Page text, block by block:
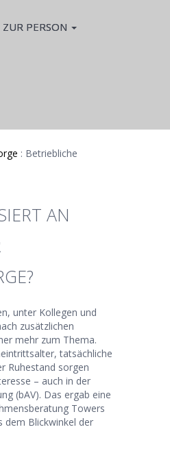
ZUR PERSON
: Betriebliche
AN
unter Kollegen und
zusätzlichen
mehr zum Thema.
tatsächliche
Ruhestand sorgen
– auch in der
(bAV). Das ergab eine
Towers
dem Blickwinkel der